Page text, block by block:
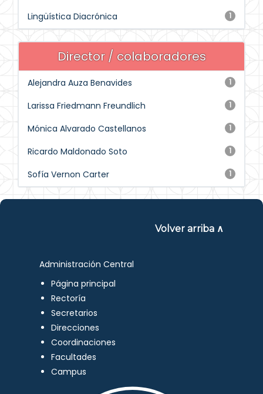
1
Lingüística Diacrónica
Director / colaboradores
1
Alejandra Auza Benavides
1
Larissa Friedmann Freundlich
1
Mónica Alvarado Castellanos
1
Ricardo Maldonado Soto
1
Sofía Vernon Carter
Volver arriba ∧
Administración Central
Página principal
Rectoría
Secretarios
Direcciones
Coordinaciones
Facultades
Campus